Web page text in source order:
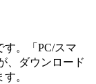
。「PC/スマ
、ダウンロード
。